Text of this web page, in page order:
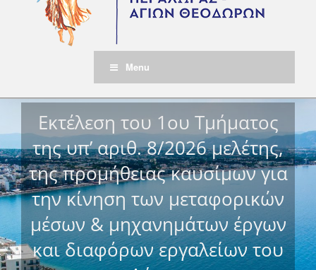
Menu
Εκτέλεση του 1ου Τμήματος
της υπ’ αριθ. 8/2026 μελέτης,
της προμήθειας καυσίμων για
την κίνηση των μεταφορικών
μέσων & μηχανημάτων έργων
και διαφόρων εργαλείων του